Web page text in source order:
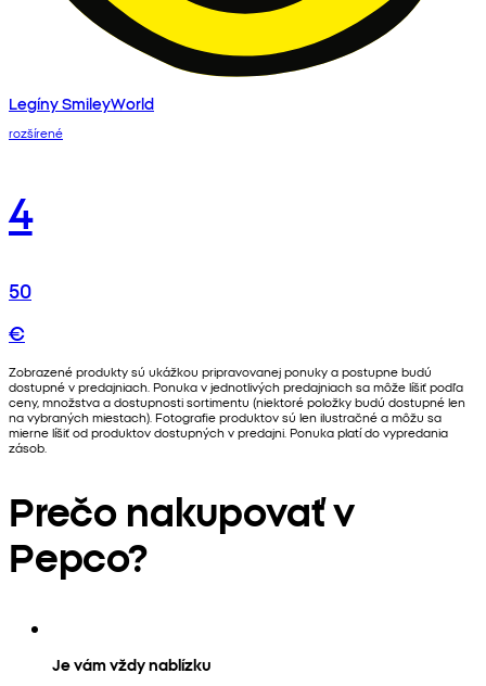
Legíny SmileyWorld
rozšírené
4
50
€
Zobrazené produkty sú ukážkou pripravovanej ponuky a postupne budú
dostupné v predajniach. Ponuka v jednotlivých predajniach sa môže líšiť podľa
ceny, množstva a dostupnosti sortimentu (niektoré položky budú dostupné len
na vybraných miestach). Fotografie produktov sú len ilustračné a môžu sa
mierne líšiť od produktov dostupných v predajni. Ponuka platí do vypredania
zásob.
Prečo nakupovať v
Pepco?
Je vám vždy nablízku